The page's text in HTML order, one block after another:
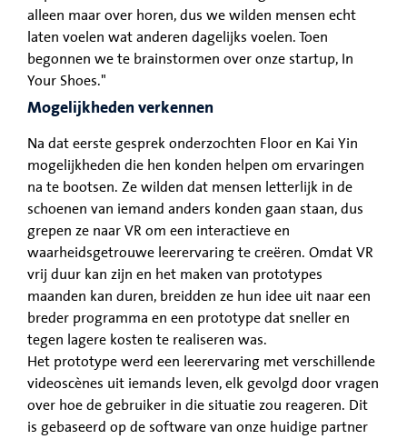
alleen maar over horen, dus we wilden mensen echt
laten voelen wat anderen dagelijks voelen. Toen
begonnen we te brainstormen over onze startup, In
Your Shoes."
Mogelijkheden verkennen
Na dat eerste gesprek onderzochten Floor en Kai Yin
mogelijkheden die hen konden helpen om ervaringen
na te bootsen. Ze wilden dat mensen letterlijk in de
schoenen van iemand anders konden gaan staan, dus
grepen ze naar VR om een interactieve en
waarheidsgetrouwe leerervaring te creëren. Omdat VR
vrij duur kan zijn en het maken van prototypes
maanden kan duren, breidden ze hun idee uit naar een
breder programma en een prototype dat sneller en
tegen lagere kosten te realiseren was.
Het prototype werd een leerervaring met verschillende
videoscènes uit iemands leven, elk gevolgd door vragen
over hoe de gebruiker in die situatie zou reageren. Dit
is gebaseerd op de software van onze huidige partner